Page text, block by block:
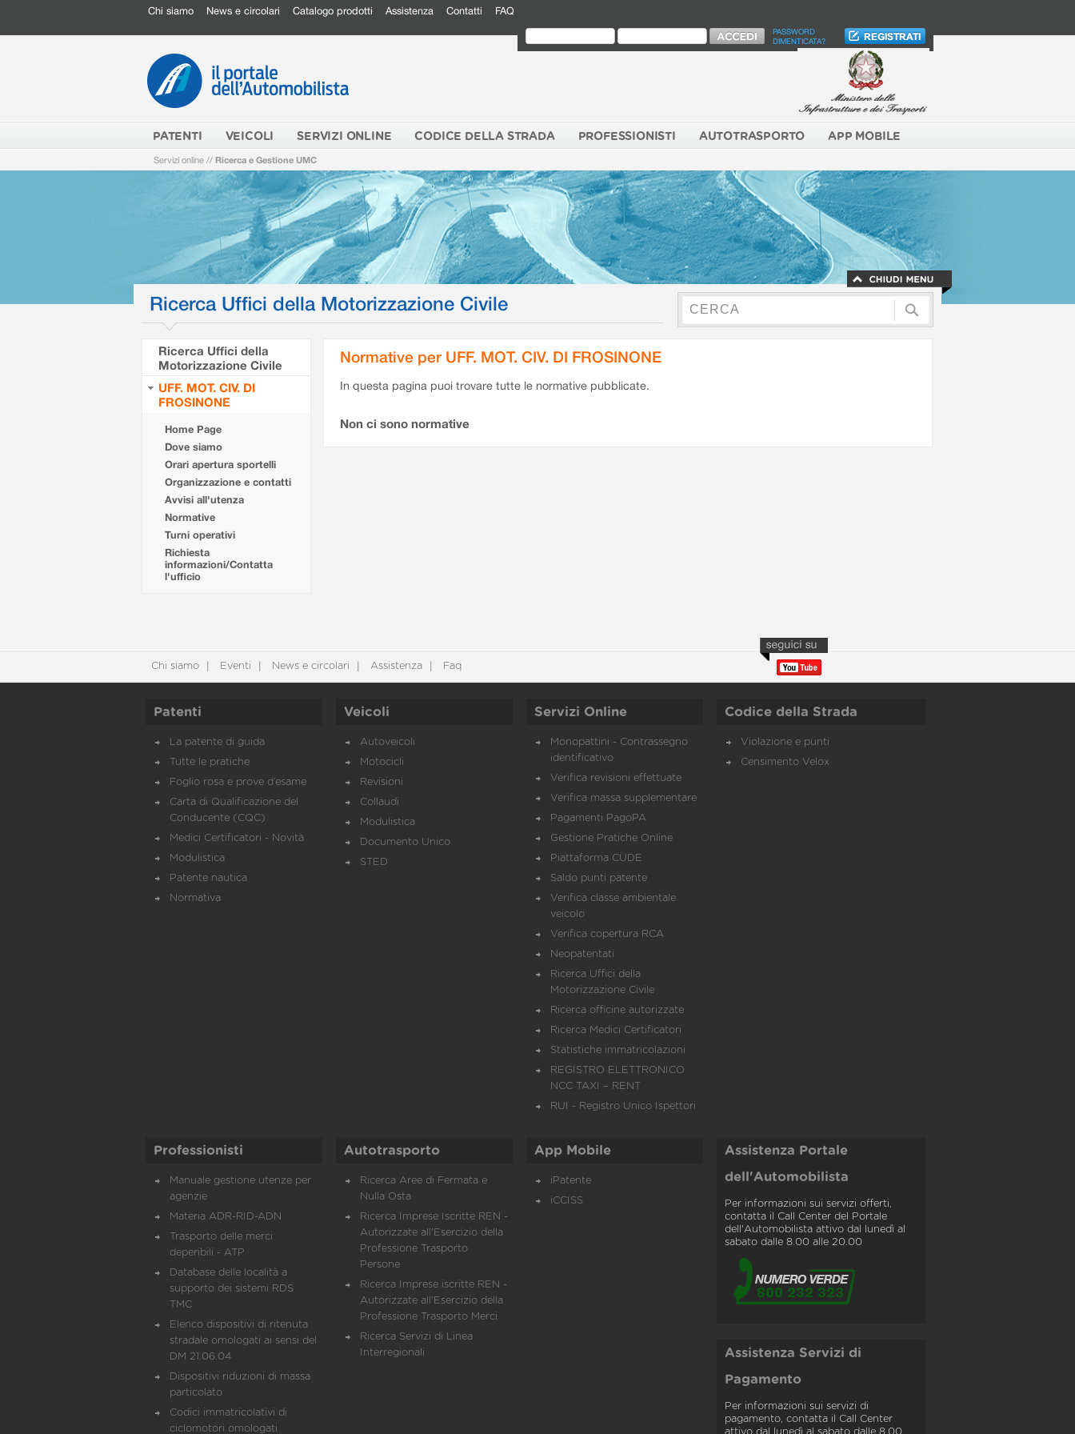
Chi siamo News e circolari Catalogo prodotti Assistenza Contatti FAQ
PASSWORD
DIMENTICATA?
PATENTI VEICOLI SERVIZI ONLINE CODICE DELLA STRADA PROFESSIONISTI AUTOTRASPORTO APP MOBILE
Servizi online // Ricerca e Gestione UMC
Ricerca Uffici della Motorizzazione Civile
Ricerca Uffici della
Motorizzazione Civile
UFF. MOT. CIV. DI
FROSINONE
Home Page
Dove siamo
Orari apertura sportelli
Organizzazione e contatti
Avvisi all'utenza
Normative
Turni operativi
Richiesta
informazioni/Contatta
l'ufficio
Normative per UFF. MOT. CIV. DI FROSINONE
In questa pagina puoi trovare tutte le normative pubblicate.
Non ci sono normative
Chi siamo Eventi News e circolari Assistenza Faq
Patenti
La patente di guida
Tutte le pratiche
Foglio rosa e prove d’esame
Carta di Qualificazione del
Conducente (CQC)
Medici Certificatori - Novità
Modulistica
Patente nautica
Normativa
Veicoli
Autoveicoli
Motocicli
Revisioni
Collaudi
Modulistica
Documento Unico
STED
Servizi Online
Monopattini - Contrassegno
identificativo
Verifica revisioni effettuate
Verifica massa supplementare
Pagamenti PagoPA
Gestione Pratiche Online
Piattaforma CUDE
Saldo punti patente
Verifica classe ambientale
veicolo
Verifica copertura RCA
Neopatentati
Ricerca Uffici della
Motorizzazione Civile
Ricerca officine autorizzate
Ricerca Medici Certificatori
Statistiche immatricolazioni
REGISTRO ELETTRONICO
NCC TAXI – RENT
RUI - Registro Unico Ispettori
Codice della Strada
Violazione e punti
Censimento Velox
Professionisti
Manuale gestione utenze per
agenzie
Materia ADR-RID-ADN
Trasporto delle merci
deperibili - ATP
Database delle località a
supporto dei sistemi RDS
TMC
Elenco dispositivi di ritenuta
stradale omologati ai sensi del
DM 21.06.04
Dispositivi riduzioni di massa
particolato
Codici immatricolativi di
ciclomotori omologati
Autotrasporto
Ricerca Aree di Fermata e
Nulla Osta
Ricerca Imprese Iscritte REN -
Autorizzate all'Esercizio della
Professione Trasporto
Persone
Ricerca Imprese iscritte REN -
Autorizzate all'Esercizio della
Professione Trasporto Merci
Ricerca Servizi di Linea
Interregionali
App Mobile
iPatente
iCCISS
Assistenza Portale
dell'Automobilista
Per informazioni sui servizi offerti,
contatta il Call Center del Portale
dell'Automobilista attivo dal lunedì al
sabato dalle 8.00 alle 20.00
Assistenza Servizi di
Pagamento
Per informazioni sui servizi di
pagamento, contatta il Call Center